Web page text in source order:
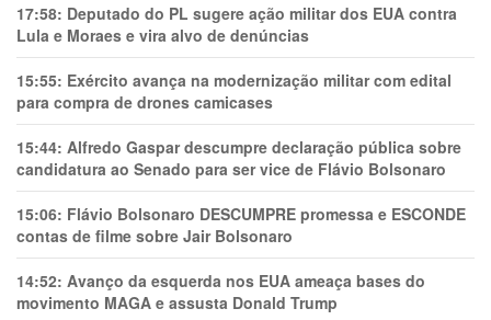
17:58: Deputado do PL sugere ação militar dos EUA contra
Lula e Moraes e vira alvo de denúncias
15:55: Exército avança na modernização militar com edital
para compra de drones camicases
15:44: Alfredo Gaspar descumpre declaração pública sobre
candidatura ao Senado para ser vice de Flávio Bolsonaro
15:06: Flávio Bolsonaro DESCUMPRE promessa e ESCONDE
contas de filme sobre Jair Bolsonaro
14:52: Avanço da esquerda nos EUA ameaça bases do
movimento MAGA e assusta Donald Trump